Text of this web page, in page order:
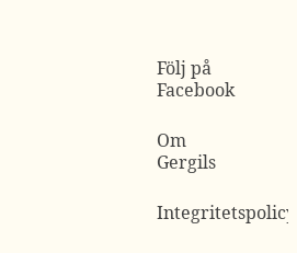
Följ på
Facebook
Om
Gergils
Integritetspolicy